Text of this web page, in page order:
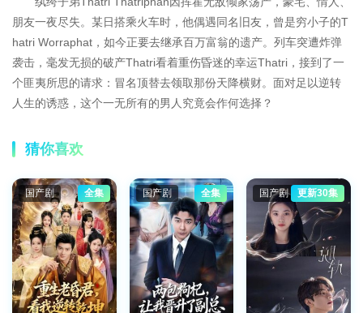
朋友一夜尽失。某日搭乘火车时，他偶遇同名旧友，曾是穷小子的T
hatri Worraphat，如今正要去继承百万富翁的遗产。列车突遭炸弹
袭击，毫发无损的破产Thatri看着重伤昏迷的幸运Thatri，接到了一
个匪夷所思的请求：冒名顶替去领取那份天降横财。面对足以逆转
人生的诱惑，这个一无所有的男人究竟会作何选择？
猜你喜欢
国产剧 全集 国产剧 全集 国产剧 更新30集